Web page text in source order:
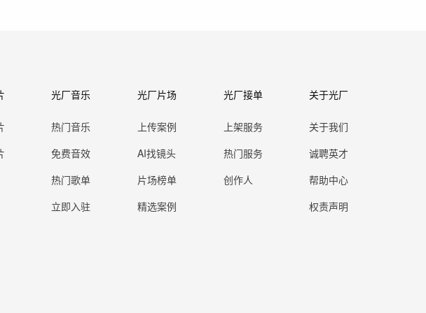
光厂音乐
热门音乐
免费音效
热门歌单
立即入驻
光厂片场
上传案例
AI找镜头
片场榜单
精选案例
光厂接单
上架服务
热门服务
创作人
关于光厂
关于我们
诚聘英才
帮助中心
权责声明